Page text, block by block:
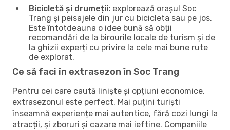
Bicicletă și drumeții: explorează orașul Soc
Trang și peisajele din jur cu bicicleta sau pe jos.
Este întotdeauna o idee bună să obții
recomandări de la birourile locale de turism și de
la ghizii experți cu privire la cele mai bune rute
de explorat.
Ce să faci în extrasezon în Soc Trang
Pentru cei care caută liniște și opțiuni economice,
extrasezonul este perfect. Mai puțini turiști
înseamnă experiențe mai autentice, fără cozi lungi la
atracții, și zboruri și cazare mai ieftine. Companiile